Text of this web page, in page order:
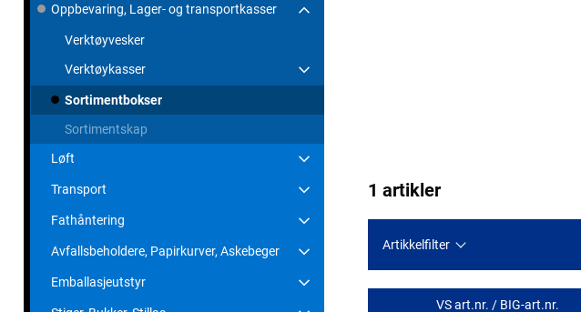
Oppbevaring, Lager- og transportkasser
Verktøyvesker
Verktøykasser
Sortimentbokser
Sortimentskap
Løft
Transport
Fathåntering
Avfallsbeholdere, Papirkurver, Askebeger
Emballasjeutstyr
1 artikler
Artikkelfilter
VS art.nr. / BIG-art.nr.